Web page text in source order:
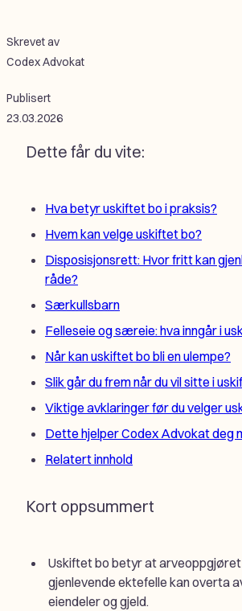
Skrevet av
Codex Advokat
Publisert
23.03.2026
Dette får du vite:
Hva betyr uskiftet bo i praksis?
Hvem kan velge uskiftet bo?
Disposisjonsrett: Hvor fritt kan
råde?
Særkullsbarn
Felleseie og særeie: hva inngår i
Når kan uskiftet bo bli en ulempe?
Slik går du frem når du vil sitte i
Viktige avklaringer før du velger
Dette hjelper Codex Advokat deg
Relatert innhold
Kort oppsummert
Uskiftet bo betyr at
gjenlevende ektefelle kan overta
eiendeler og gjeld.